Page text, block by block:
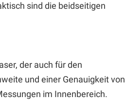
sind die beidseitigen
der auch für den
und einer Genauigkeit von
im Innenbereich.